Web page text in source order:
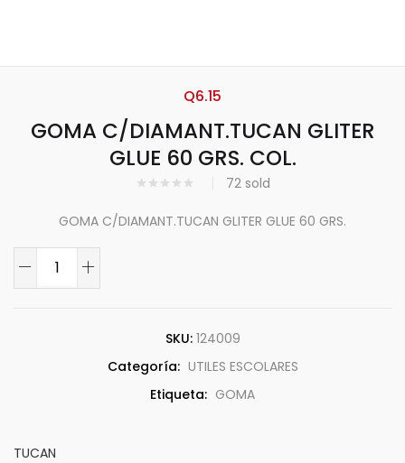
GOMA C/DIAMANT.TUCAN GLITER
GLUE 60 GRS. COL.
72 sold
Q6.15
GOMA C/DIAMANT.TUCAN GLITER GLUE 60 GRS.
SKU: 124009
Categoría: UTILES ESCOLARES
Etiqueta: GOMA
TUCAN